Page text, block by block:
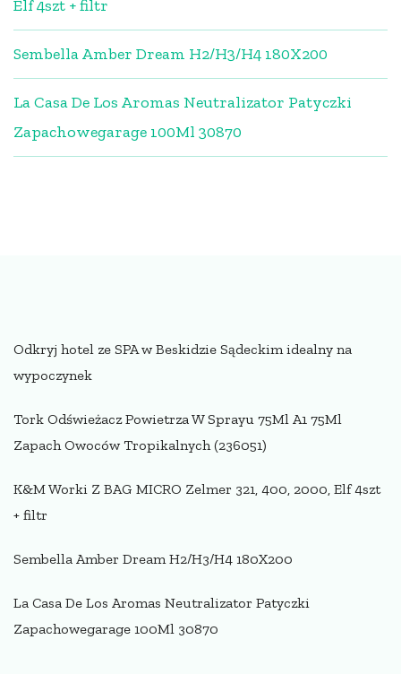
Elf 4szt + filtr
Sembella Amber Dream H2/H3/H4 180X200
La Casa De Los Aromas Neutralizator Patyczki
Zapachowegarage 100Ml 30870
Odkryj hotel ze SPA w Beskidzie Sądeckim idealny na
wypoczynek
Tork Odświeżacz Powietrza W Sprayu 75Ml A1 75Ml
Zapach Owoców Tropikalnych (236051)
K&M Worki Z BAG MICRO Zelmer 321, 400, 2000, Elf 4szt
+ filtr
Sembella Amber Dream H2/H3/H4 180X200
La Casa De Los Aromas Neutralizator Patyczki
Zapachowegarage 100Ml 30870